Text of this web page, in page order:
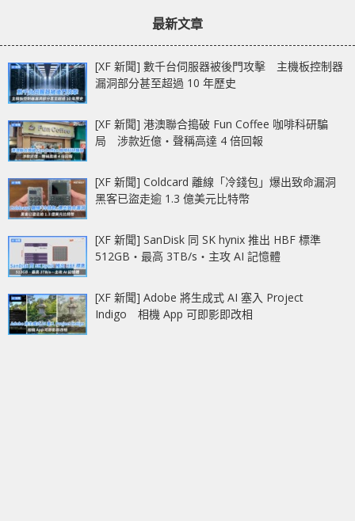
最新文章
[XF 新聞] 數千台伺服器被後門攻擊 主機板控制器
漏洞部分甚至超過 10 年歷史
[XF 新聞] 港澳聯合搗破 Fun Coffee 咖啡科研騙
局 涉款近億‧聲稱高達 4 倍回報
[XF 新聞] Coldcard 離線「冷錢包」爆出致命漏洞
黑客已盜走逾 1.3 億美元比特幣
[XF 新聞] SanDisk 同 SK hynix 推出 HBF 標準
512GB‧最高 3TB/s‧主攻 AI 記憶體
[XF 新聞] Adobe 將生成式 AI 塞入 Project
Indigo 相機 App 可即影即改相